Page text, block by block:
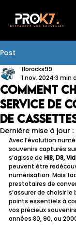
Post
Comment
service de
de
florocks99
1 nov. 2024 3 min
Dernière mise à jour :
Avec l’évolution
souvenirs capturés
s’agisse de Hi8, D8,
peuvent être
numérisation. Mais
prestataires de
s’assurer de choisir le
points essentiels à
vos précieux
années 80, 90, ou